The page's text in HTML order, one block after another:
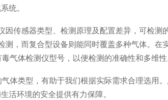
统。
传感器类型、检测原理及配置差异，可检测
，而复合型设备则能同时覆盖多种气体。在
气体检测仪型号，以便检测的准确性和多维性
体类型，有助于我们根据实际需求合理选用
活环境的安全提供有力保障。